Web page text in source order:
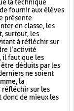
la technique
fournir aux élèves
présente
en classe, les
surtout, les
à réfléchir sur
l’activité
il faut que les
déduits par les
ne soient
la
sur les
donc de mieux les